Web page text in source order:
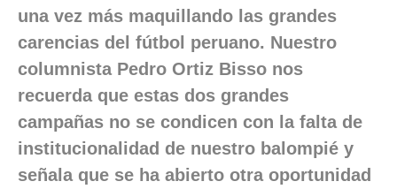
una vez más maquillando las grandes
carencias del fútbol peruano. Nuestro
columnista Pedro Ortiz Bisso nos
recuerda que estas dos grandes
campañas no se condicen con la falta de
institucionalidad de nuestro balompié y
señala que se ha abierto otra oportunidad